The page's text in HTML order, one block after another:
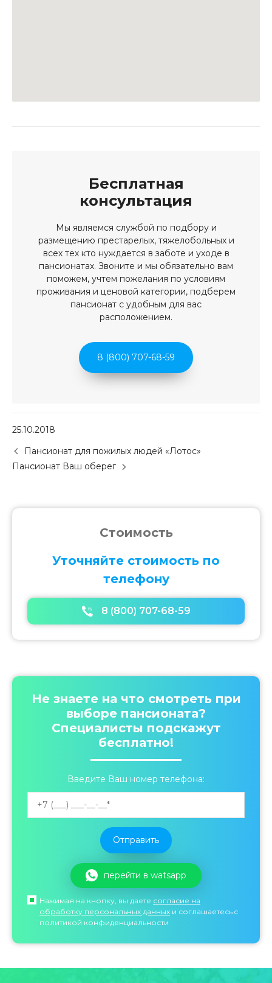
Бесплатная
консультация
Мы являемся службой по подбору и
размещению престарелых, тяжелобольных и
всех тех кто нуждается в заботе и уходе в
пансионатах. Звоните и мы обязательно вам
поможем, учтем пожелания по условиям
проживания и ценовой категории, подберем
пансионат с удобным для вас
расположением.
8 (800) 707-68-59
25.10.2018
Пансионат для пожилых людей «Лотос»
Пансионат Ваш оберег
Стоимость
Уточняйте стоимость по
телефону
8 (800) 707-68-59
Не знаете на что смотреть при
выборе пансионата?
Специалисты подскажут
бесплатно!
Введите Ваш номер телефона:
перейти в watsapp
Нажимая на кнопку, вы даете согласие на
обработку персональных данных и соглашаетесь c
политикой конфиденциальности